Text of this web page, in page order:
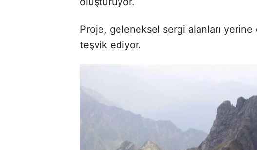
Proje, geleneksel sergi alanları
teşvik ediyor.